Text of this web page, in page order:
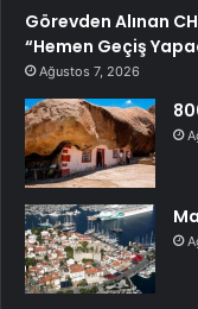
Görevden Alınan
“Hemen Geçiş
Ağustos 7, 2026